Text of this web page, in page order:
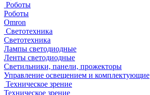
Роботы
Роботы
Omron
Светотехника
Светотехника
Лампы светодиодные
Ленты светодиодные
Светильники, панели, прожекторы
Управление освещением и комплектующие
Техническое зрение
Техническое зрение